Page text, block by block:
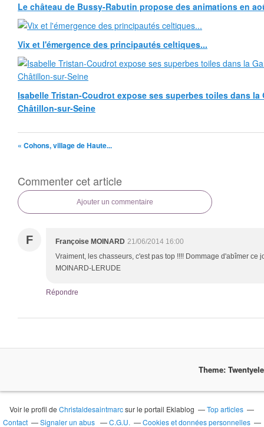
Le château de Bussy-Rabutin propose des animations en
Vix et l'émergence des principautés celtiques...
Isabelle Tristan-Coudrot expose ses superbes toiles dans la
Châtillon-sur-Seine
« Cohons, village de Haute...
Commenter cet article
Ajouter un commentaire
F Françoise MOINARD 21/06/2014 16:00
Vraiment, les chasseurs, c'est pas top !!!! Dommage d'abîmer ce
MOINARD-LERUDE
Répondre
Theme:
Voir le profil deChristaldesaintmarcsur le portail Eklablog
Top articles
Contact
Signaler un abus C.G.U. Cookies et données personnelles